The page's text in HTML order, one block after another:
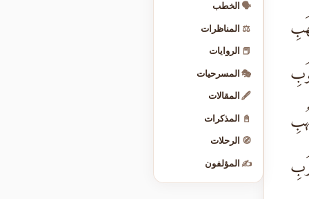
🗣️ الخطب
⚖️ المناظرات
📕 الروايات
🎭 المسرحيات
🖋️ المقالات
📓 المذكرات
🧭 الرحلات
✍️ المؤلفون